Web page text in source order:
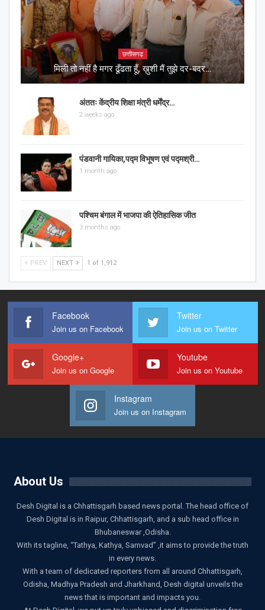
छत्तीसगढ़
मिली तो नहीं है मगर ढूँढता हूँ, ख़ुशी मैं तुझे दर-बदर…
अंततः केंद्रीय शिक्षा मंत्री धर्मेंद्र…
2 weeks ago
पंडवानी गायिका,पद्म विभूषण एवं पद्मश्री…
1 month ago
पश्चिम बंगाल में भाजपा की ऐतिहासिक जीत
3 months ago
PREV NEXT 1 of 1,912
Facebook
Join us on Facebook
Twitter
Join us on Twitter
Google+
Join us on Google
Youtube
Join us on Youtube
Instagram
Join us on Instagram
About Us
Desh Digital is a Chhattisgarh based news portal. The head office of
Desh Digital is in Raipur, Chhattisgarh, and a sub head office in
Bhubaneswar ,Odisha.
With its tagline, “Tathya, Kathya, Samvad” ,it aims to provide the truth
in every news.
With a team of dedicated reporters from all around Chhattisgarh,
Odisha, Madhya Pradesh and Jharkhand, Desh digital unveils the
news that is important and impacts you.